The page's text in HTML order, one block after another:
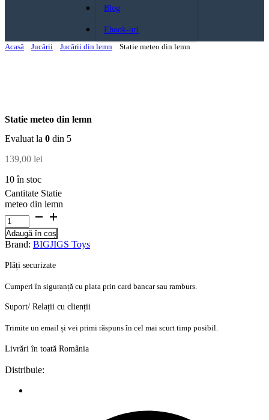
Blog
Ebook-uri
Acasă
Jucării Jucării din lemn Statie meteo din lemn
Statie meteo din lemn
Evaluat la 0 din 5
139,00 lei
10 în stoc
Cantitate Statie
meteo din lemn
Adaugă în coș
Brand: BIGJIGS Toys
Plăți securizate
Cumperi în siguranță cu plata prin card bancar sau ramburs.
Suport/ Relații cu clienții
Trimite un email și vei primi răspuns în cel mai scurt timp posibil.
Livrări în toată România
Distribuie: